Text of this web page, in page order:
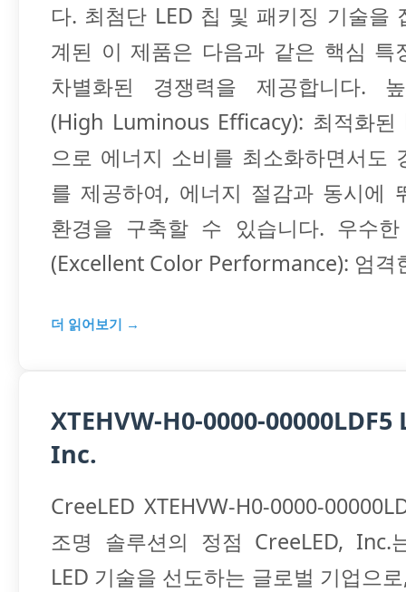
다. 최첨단 LED 칩 및 패키징 기술을
계된 이 제품은 다음과 같은 핵심 특
차별화된 경쟁력을 제공합니다.
(High Luminous Efficacy): 최적화
으로 에너지 소비를 최소화하면서도
를 제공하여, 에너지 절감과 동시에
환경을 구축할 수 있습니다. 우수
(Excellent Color Performance): 엄격
더 읽어보기 →
XTEHVW-H0-0000-
Inc.
CreeLED XTEHVW-H0-0000-
조명 솔루션의 정점 CreeLED, Inc.
LED 기술을 선도하는 글로벌 기업으